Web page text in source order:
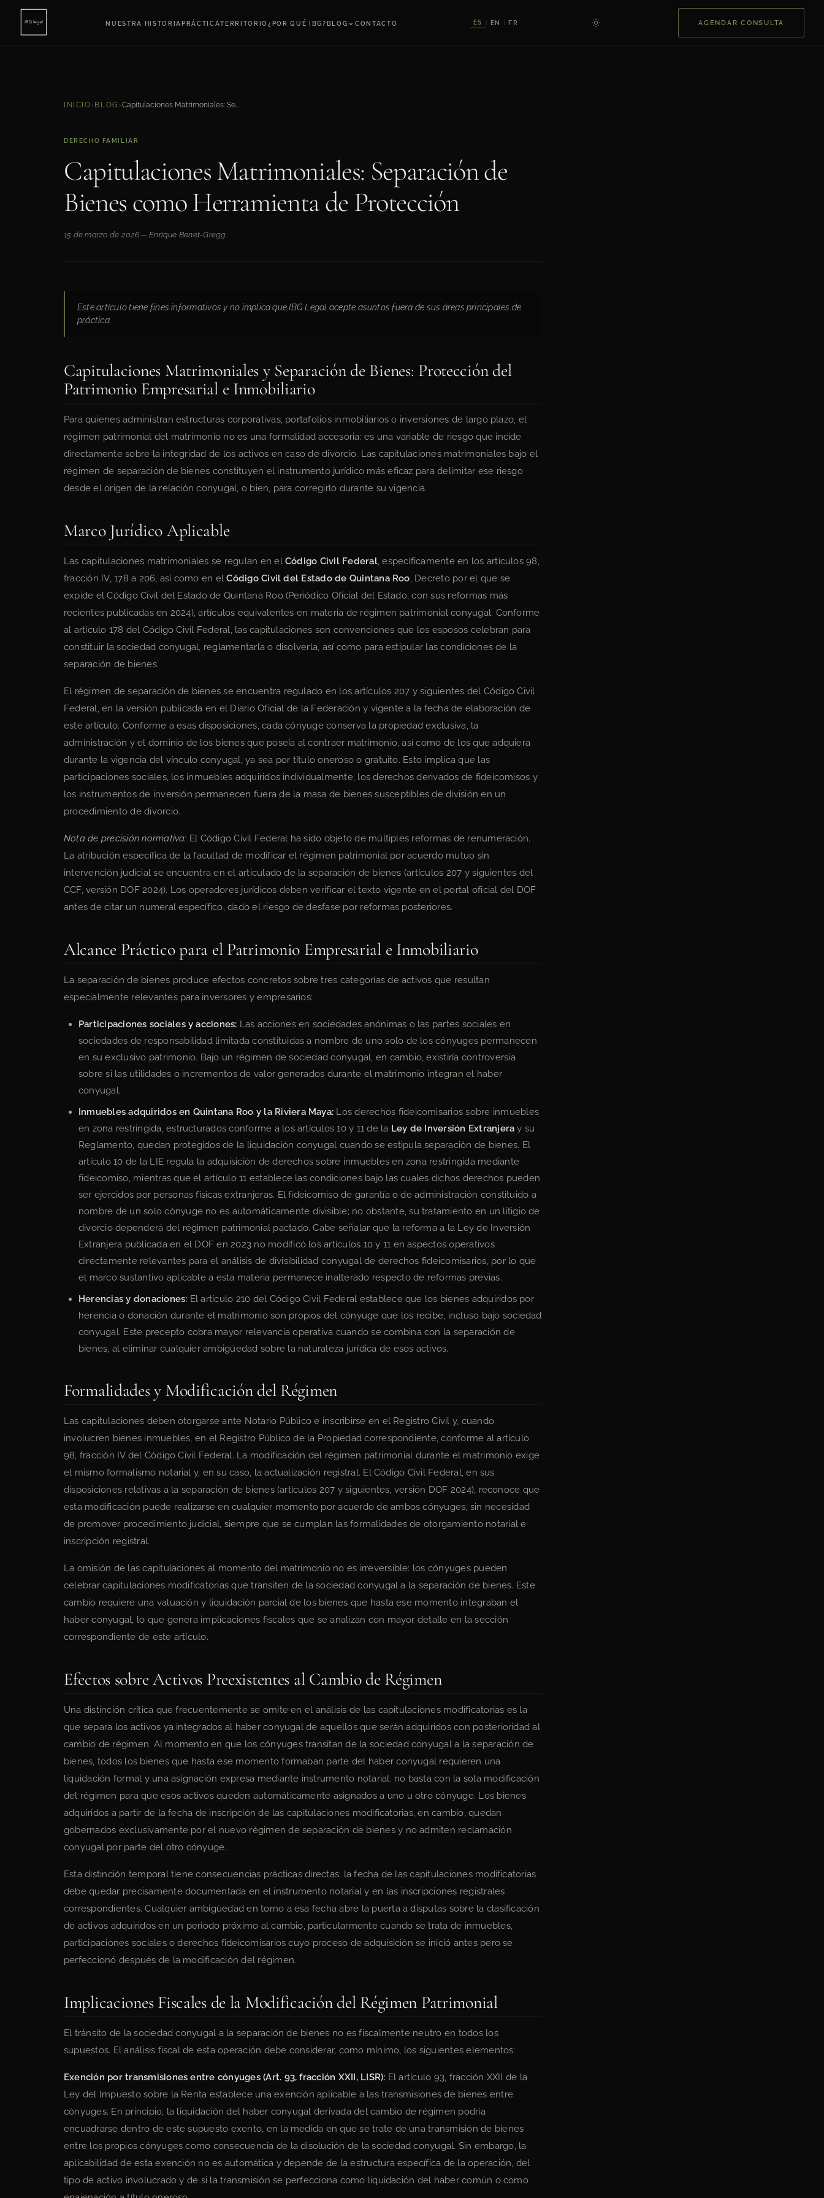
NUESTRA HISTORIAPRÁCTICATERRITORIO ¿POR QUÉ IBG?BLOG ⌄ CONTACTO ES EN FR AGENDAR CONSULTA
INICIO ›BLOG › Capitulaciones Matrimoniales: Separación de Bienes como Herramienta de Protección
DERECHO FAMILIAR
Capitulaciones Matrimoniales: Separación de
Bienes como Herramienta de Protección
15 de marzo de 2026— Enrique Benet-Gregg
Este artículo tiene fines informativos y no implica que IBG Legal acepte asuntos fuera de sus áreas principales de
práctica.
Capitulaciones Matrimoniales y Separación de Bienes: Protección del
Patrimonio Empresarial e Inmobiliario
Para quienes administran estructuras corporativas, portafolios inmobiliarios o inversiones de largo plazo, el
régimen patrimonial del matrimonio no es una formalidad accesoria: es una variable de riesgo que incide
directamente sobre la integridad de los activos en caso de divorcio. Las capitulaciones matrimoniales bajo el
régimen de separación de bienes constituyen el instrumento jurídico más eficaz para delimitar ese riesgo
desde el origen de la relación conyugal, o bien, para corregirlo durante su vigencia.
Marco Jurídico Aplicable
Las capitulaciones matrimoniales se regulan en el Código Civil Federal, específicamente en los artículos 98,
fracción IV, 178 a 206, así como en elCódigo Civil del Estado de Quintana Roo, Decreto por el que se
expide el Código Civil del Estado de Quintana Roo (Periódico Oficial del Estado, con sus reformas más
recientes publicadas en 2024), artículos equivalentes en materia de régimen patrimonial conyugal. Conforme
al artículo 178 del Código Civil Federal, las capitulaciones son convenciones que los esposos celebran para
constituir la sociedad conyugal, reglamentarla o disolverla, así como para estipular las condiciones de la
separación de bienes.
El régimen de separación de bienes se encuentra regulado en los artículos 207 y siguientes del Código Civil
Federal, en la versión publicada en el Diario Oficial de la Federación y vigente a la fecha de elaboración de
este artículo. Conforme a esas disposiciones, cada cónyuge conserva la propiedad exclusiva, la
administración y el dominio de los bienes que poseía al contraer matrimonio, así como de los que adquiera
durante la vigencia del vínculo conyugal, ya sea por título oneroso o gratuito. Esto implica que las
participaciones sociales, los inmuebles adquiridos individualmente, los derechos derivados de fideicomisos y
los instrumentos de inversión permanecen fuera de la masa de bienes susceptibles de división en un
procedimiento de divorcio.
Nota de precisión normativa: El Código Civil Federal ha sido objeto de múltiples reformas de renumeración.
La atribución específica de la facultad de modificar el régimen patrimonial por acuerdo mutuo sin
intervención judicial se encuentra en el articulado de la separación de bienes (artículos 207 y siguientes del
CCF, versión DOF 2024). Los operadores jurídicos deben verificar el texto vigente en el portal oficial del DOF
antes de citar un numeral específico, dado el riesgo de desfase por reformas posteriores.
Alcance Práctico para el Patrimonio Empresarial e Inmobiliario
La separación de bienes produce efectos concretos sobre tres categorías de activos que resultan
especialmente relevantes para inversores y empresarios:
Participaciones sociales y acciones: Las acciones en sociedades anónimas o las partes sociales en
sociedades de responsabilidad limitada constituidas a nombre de uno solo de los cónyuges permanecen
en su exclusivo patrimonio. Bajo un régimen de sociedad conyugal, en cambio, existiría controversia
sobre si las utilidades o incrementos de valor generados durante el matrimonio integran el haber
conyugal.
Inmuebles adquiridos en Quintana Roo y la Riviera Maya: Los derechos fideicomisarios sobre inmuebles
en zona restringida, estructurados conforme a los artículos 10 y 11 de la Ley de Inversión Extranjera y su
Reglamento, quedan protegidos de la liquidación conyugal cuando se estipula separación de bienes. El
artículo 10 de la LIE regula la adquisición de derechos sobre inmuebles en zona restringida mediante
fideicomiso, mientras que el artículo 11 establece las condiciones bajo las cuales dichos derechos pueden
ser ejercidos por personas físicas extranjeras. El fideicomiso de garantía o de administración constituido a
nombre de un solo cónyuge no es automáticamente divisible; no obstante, su tratamiento en un litigio de
divorcio dependerá del régimen patrimonial pactado. Cabe señalar que la reforma a la Ley de Inversión
Extranjera publicada en el DOF en 2023 no modificó los artículos 10 y 11 en aspectos operativos
directamente relevantes para el análisis de divisibilidad conyugal de derechos fideicomisarios, por lo que
el marco sustantivo aplicable a esta materia permanece inalterado respecto de reformas previas.
Herencias y donaciones: El artículo 210 del Código Civil Federal establece que los bienes adquiridos por
herencia o donación durante el matrimonio son propios del cónyuge que los recibe, incluso bajo sociedad
conyugal. Este precepto cobra mayor relevancia operativa cuando se combina con la separación de
bienes, al eliminar cualquier ambigüedad sobre la naturaleza jurídica de esos activos.
Formalidades y Modificación del Régimen
Las capitulaciones deben otorgarse ante Notario Público e inscribirse en el Registro Civil y, cuando
involucren bienes inmuebles, en el Registro Público de la Propiedad correspondiente, conforme al artículo
98, fracción IV del Código Civil Federal. La modificación del régimen patrimonial durante el matrimonio exige
el mismo formalismo notarial y, en su caso, la actualización registral. El Código Civil Federal, en sus
disposiciones relativas a la separación de bienes (artículos 207 y siguientes, versión DOF 2024), reconoce que
esta modificación puede realizarse en cualquier momento por acuerdo de ambos cónyuges, sin necesidad
de promover procedimiento judicial, siempre que se cumplan las formalidades de otorgamiento notarial e
inscripción registral.
La omisión de las capitulaciones al momento del matrimonio no es irreversible: los cónyuges pueden
celebrar capitulaciones modificatorias que transiten de la sociedad conyugal a la separación de bienes. Este
cambio requiere una valuación y liquidación parcial de los bienes que hasta ese momento integraban el
haber conyugal, lo que genera implicaciones fiscales que se analizan con mayor detalle en la sección
correspondiente de este artículo.
Efectos sobre Activos Preexistentes al Cambio de Régimen
Una distinción crítica que frecuentemente se omite en el análisis de las capitulaciones modificatorias es la
que separa los activos ya integrados al haber conyugal de aquellos que serán adquiridos con posterioridad al
cambio de régimen. Al momento en que los cónyuges transitan de la sociedad conyugal a la separación de
bienes, todos los bienes que hasta ese momento formaban parte del haber conyugal requieren una
liquidación formal y una asignación expresa mediante instrumento notarial: no basta con la sola modificación
del régimen para que esos activos queden automáticamente asignados a uno u otro cónyuge. Los bienes
adquiridos a partir de la fecha de inscripción de las capitulaciones modificatorias, en cambio, quedan
gobernados exclusivamente por el nuevo régimen de separación de bienes y no admiten reclamación
conyugal por parte del otro cónyuge.
Esta distinción temporal tiene consecuencias prácticas directas: la fecha de las capitulaciones modificatorias
debe quedar precisamente documentada en el instrumento notarial y en las inscripciones registrales
correspondientes. Cualquier ambigüedad en torno a esa fecha abre la puerta a disputas sobre la clasificación
de activos adquiridos en un periodo próximo al cambio, particularmente cuando se trata de inmuebles,
participaciones sociales o derechos fideicomisarios cuyo proceso de adquisición se inició antes pero se
perfeccionó después de la modificación del régimen.
Implicaciones Fiscales de la Modificación del Régimen Patrimonial
El tránsito de la sociedad conyugal a la separación de bienes no es fiscalmente neutro en todos los
supuestos. El análisis fiscal de esta operación debe considerar, como mínimo, los siguientes elementos:
Exención por transmisiones entre cónyuges (Art. 93, fracción XXII, LISR): El artículo 93, fracción XXII de la
Ley del Impuesto sobre la Renta establece una exención aplicable a las transmisiones de bienes entre
cónyuges. En principio, la liquidación del haber conyugal derivada del cambio de régimen podría
encuadrarse dentro de este supuesto exento, en la medida en que se trate de una transmisión de bienes
entre los propios cónyuges como consecuencia de la disolución de la sociedad conyugal. Sin embargo, la
aplicabilidad de esta exención no es automática y depende de la estructura específica de la operación, del
tipo de activo involucrado y de si la transmisión se perfecciona como liquidación del haber común o como